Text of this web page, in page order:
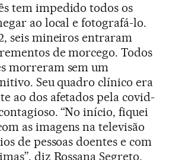
tem impedido todos os
ao local e fotografá-lo.
seis mineiros entraram
de morcego. Todos
morreram sem um
Seu quadro clínico era
ao dos afetados pela covid-
“No início, fiquei
as imagens na televisão
de pessoas doentes e com
diz Rossana Segreto,